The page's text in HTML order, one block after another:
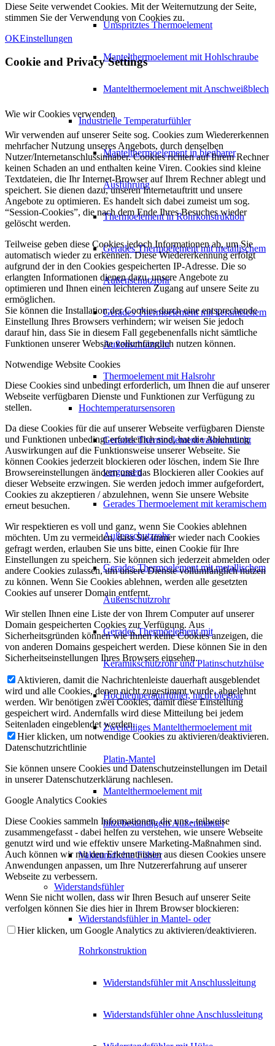
Umspritztes Thermoelement
Mantelthermoelement mit Hohlschraube
Mantelthermoelement mit Anschweißblech
Industrielle Temperaturfühler
Mantelthermoelement in biegbarer
Ausführung
Thermoelement in Rohrkonstruktion
Gerades Thermoelement mit metallischem
Außenschutzrohr
Gerades Thermoelement mit keramischem
Außenschutzrohr
Thermoelement mit Halsrohr
Hochtemperatursensoren
Gerades Thermoelement vakuumdicht
vergossen
Gerades Thermoelement mit keramischem
Außenschutzrohr
Gerades Thermoelement mit metallischem
Außenschutzrohr
Gerades Thermoelement mit
Keramikschutzrohr und Platinschutzhülse
Hochtemperaturfühler, nicht biegbar
Zweiteiliges Mantelthermoelement mit
Platin-Mantel
Mantelthermoelement mit
hitzebeständigem Außenmantel
Vakuumdichte Fühler
Widerstandsfühler
Widerstandsfühler in Mantel- oder
Rohrkonstruktion
Widerstandsfühler mit Anschlussleitung
Widerstandsfühler ohne Anschlussleitung
Diese Seite verwendet Cookies. Mit der Weiternutzung der Seite,
stimmen Sie der Verwendung von Cookies zu.
OKEinstellungen
Cookie and Privacy Settings
Wie wir Cookies verwenden
Wir verwenden auf unserer Seite sog. Cookies zum Wiedererkennen
mehrfacher Nutzung unseres Angebots, durch denselben
Nutzer/Internetanschlussinhaber. Cookies richten auf Ihrem Rechner
keinen Schaden an und enthalten keine Viren. Cookies sind kleine
Textdateien, die Ihr Internet-Browser auf Ihrem Rechner ablegt und
speichert. Sie dienen dazu, unseren Internetauftritt und unsere
Angebote zu optimieren. Es handelt sich dabei zumeist um sog.
“Session-Cookies”, die nach dem Ende Ihres Besuches wieder
gelöscht werden.
Teilweise geben diese Cookies jedoch Informationen ab, um Sie
automatisch wieder zu erkennen. Diese Wiedererkennung erfolgt
aufgrund der in den Cookies gespeicherten IP-Adresse. Die so
erlangten Informationen dienen dazu, unsere Angebote zu
optimieren und Ihnen einen leichteren Zugang auf unsere Seite zu
ermöglichen.
Sie können die Installation der Cookies durch eine entsprechende
Einstellung Ihres Browsers verhindern; wir weisen Sie jedoch
darauf hin, dass Sie in diesem Fall gegebenenfalls nicht sämtliche
Funktionen unserer Website vollumfänglich nutzen können.
Notwendige Website Cookies
Diese Cookies sind unbedingt erforderlich, um Ihnen die auf unserer
Webseite verfügbaren Dienste und Funktionen zur Verfügung zu
stellen.
Da diese Cookies für die auf unserer Webseite verfügbaren Dienste
und Funktionen unbedingt erforderlich sind, hat die Ablehnung
Auswirkungen auf die Funktionsweise unserer Webseite. Sie
können Cookies jederzeit blockieren oder löschen, indem Sie Ihre
Browsereinstellungen ändern und das Blockieren aller Cookies auf
dieser Webseite erzwingen. Sie werden jedoch immer aufgefordert,
Cookies zu akzeptieren / abzulehnen, wenn Sie unsere Website
erneut besuchen.
Wir respektieren es voll und ganz, wenn Sie Cookies ablehnen
möchten. Um zu vermeiden, dass Sie immer wieder nach Cookies
gefragt werden, erlauben Sie uns bitte, einen Cookie für Ihre
Einstellungen zu speichern. Sie können sich jederzeit abmelden oder
andere Cookies zulassen, um unsere Dienste vollumfänglich nutzen
zu können. Wenn Sie Cookies ablehnen, werden alle gesetzten
Cookies auf unserer Domain entfernt.
Wir stellen Ihnen eine Liste der von Ihrem Computer auf unserer
Domain gespeicherten Cookies zur Verfügung. Aus
Sicherheitsgründen können wie Ihnen keine Cookies anzeigen, die
von anderen Domains gespeichert werden. Diese können Sie in den
Sicherheitseinstellungen Ihres Browsers einsehen.
Aktivieren, damit die Nachrichtenleiste dauerhaft ausgeblendet
wird und alle Cookies, denen nicht zugestimmt wurde, abgelehnt
werden. Wir benötigen zwei Cookies, damit diese Einstellung
gespeichert wird. Andernfalls wird diese Mitteilung bei jedem
Seitenladen eingeblendet werden.
Hier klicken, um notwendige Cookies zu aktivieren/deaktivieren.
Datenschutzrichtlinie
Sie können unsere Cookies und Datenschutzeinstellungen im Detail
in unserer Datenschutzerklärung nachlesen.
Google Analytics Cookies
Diese Cookies sammeln Informationen, die uns - teilweise
zusammengefasst - dabei helfen zu verstehen, wie unsere Webseite
genutzt wird und wie effektiv unsere Marketing-Maßnahmen sind.
Auch können wir mit den Erkenntnissen aus diesen Cookies unsere
Anwendungen anpassen, um Ihre Nutzererfahrung auf unserer
Webseite zu verbessern.
Wenn Sie nicht wollen, dass wir Ihren Besuch auf unserer Seite
verfolgen können Sie dies hier in Ihrem Browser blockieren:
Hier klicken, um Google Analytics zu aktivieren/deaktivieren.